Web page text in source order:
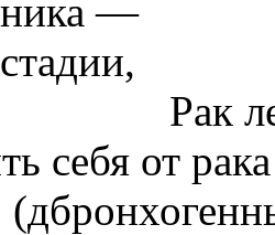
Рак
себя от